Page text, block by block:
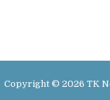
Copyright © 2026 TK